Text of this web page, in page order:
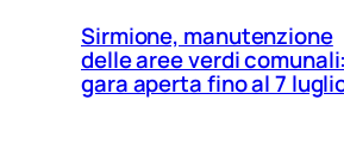
Sirmione, manutenzione
delle aree verdi comunali:
gara aperta fino al 7